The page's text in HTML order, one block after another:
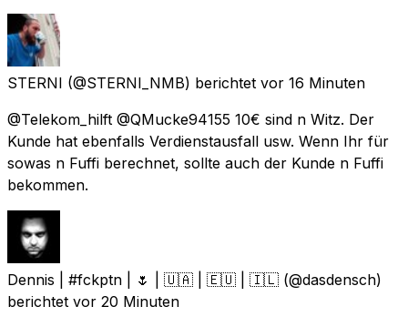
STERNI (@STERNI_NMB) berichtet vor 16 Minuten
@Telekom_hilft @QMucke94155 10€ sind n Witz. Der
Kunde hat ebenfalls Verdienstausfall usw. Wenn Ihr für
sowas n Fuffi berechnet, sollte auch der Kunde n Fuffi
bekommen.
Dennis | #fckptn | 🌷 | 🇺🇦 | 🇪🇺 | 🇮🇱 (@dasdensch)
berichtet vor 20 Minuten